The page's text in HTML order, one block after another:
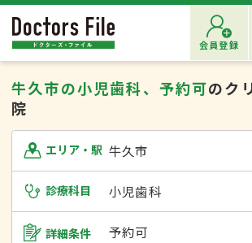
会員登録
牛久市の小児歯科、予約可のク
院
エリア・駅 牛久市
診療科目 小児歯科
詳細条件 予約可